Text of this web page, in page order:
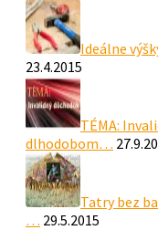
Ideálne
23.4.2015
TÉMA:
dlhodobom…
Tatry bez
… 29.5.2015